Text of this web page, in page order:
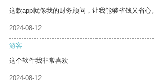
这款app就像我的财务顾问，让我能够省钱又省心。
2024-08-12
游客
这个软件我非常喜欢
2024-08-12